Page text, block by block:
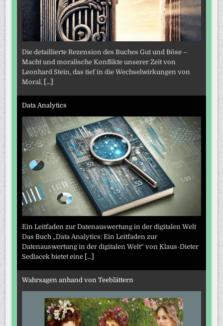
Die detaillierte Rezension des Buches Gut und Böse –
Macht und moralische Konflikte unserer Zeit von
Leonhard Stein, das tief in die Wechselwirkungen von
Moral, [...]
Data Analytics
Ein Leitfaden zur Datenauswertung in der digitalen Welt
Das Buch „Data Analytics: Ein Leitfaden zur
Datenauswertung in der digitalen Welt“ von Klaus-Dieter
Sedlacek bietet eine [...]
Wahrsagen anhand von Teeblättern